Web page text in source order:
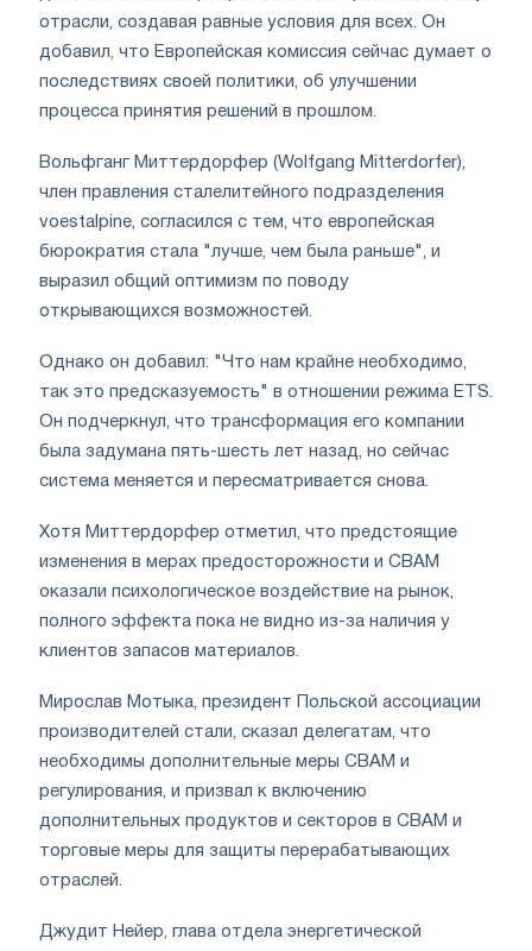
отрасли, создавая равные условия для всех. Он
добавил, что Европейская комиссия сейчас думает о
последствиях своей политики, об улучшении
процесса принятия решений в прошлом.
Вольфганг Миттердорфер (Wolfgang Mitterdorfer),
член правления сталелитейного подразделения
voestalpine, согласился с тем, что европейская
бюрократия стала "лучше, чем была раньше", и
выразил общий оптимизм по поводу
открывающихся возможностей.
Однако он добавил: "Что нам крайне необходимо,
так это предсказуемость" в отношении режима ETS.
Он подчеркнул, что трансформация его компании
была задумана пять-шесть лет назад, но сейчас
система меняется и пересматривается снова.
Хотя Миттердорфер отметил, что предстоящие
изменения в мерах предосторожности и CBAM
оказали психологическое воздействие на рынок,
полного эффекта пока не видно из-за наличия у
клиентов запасов материалов.
Мирослав Мотыка, президент Польской ассоциации
производителей стали, сказал делегатам, что
необходимы дополнительные меры CBAM и
регулирования, и призвал к включению
дополнительных продуктов и секторов в CBAM и
торговые меры для защиты перерабатывающих
отраслей.
Джудит Нейер, глава отдела энергетической